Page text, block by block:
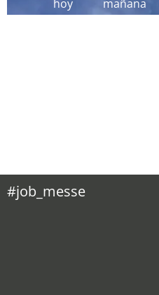
hoy mañana
#job_messe